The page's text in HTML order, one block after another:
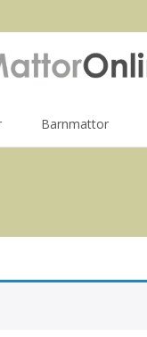
Barnmattor